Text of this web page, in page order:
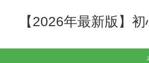
【2026年最新版】